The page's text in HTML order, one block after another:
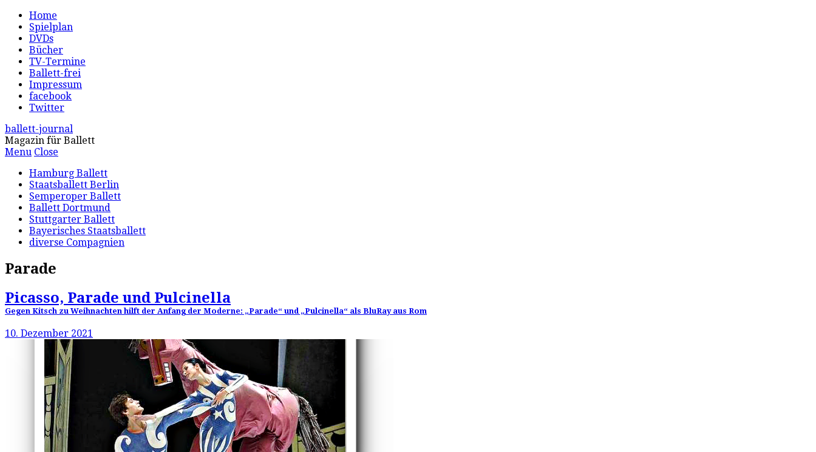
Home
Spielplan
DVDs
Bücher
TV-Termine
Ballett-frei
Impressum
facebook
Twitter
ballett-journal
Magazin für Ballett
Menu Close
Hamburg Ballett
Staatsballett Berlin
Semperoper Ballett
Ballett Dortmund
Stuttgarter Ballett
Bayerisches Staatsballett
diverse Compagnien
Parade
Picasso, Parade und Pulcinella
Gegen Kitsch zu Weihnachten hilft der Anfang der Moderne: „Parade“ und „Pulcinella“ als BluRay aus Rom
10. Dezember 2021